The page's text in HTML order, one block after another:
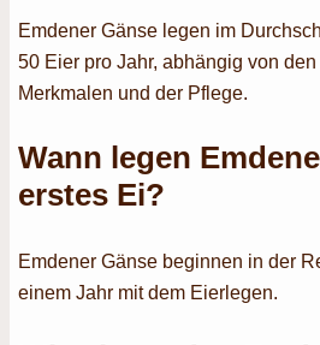
Emdener Gänse legen im
50 Eier pro Jahr, abhängig von
Merkmalen und der Pflege.
Wann legen
erstes Ei?
Emdener Gänse beginnen in der
einem Jahr mit dem Eierlegen.